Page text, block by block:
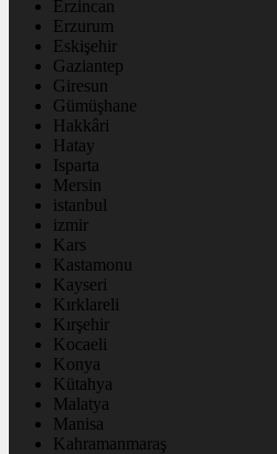
Erzincan
Erzurum
Eskişehir
Gaziantep
Giresun
Gümüşhane
Hakkâri
Hatay
Isparta
Mersin
istanbul
izmir
Kars
Kastamonu
Kayseri
Kırklareli
Kırşehir
Kocaeli
Konya
Kütahya
Malatya
Manisa
Kahramanmaraş